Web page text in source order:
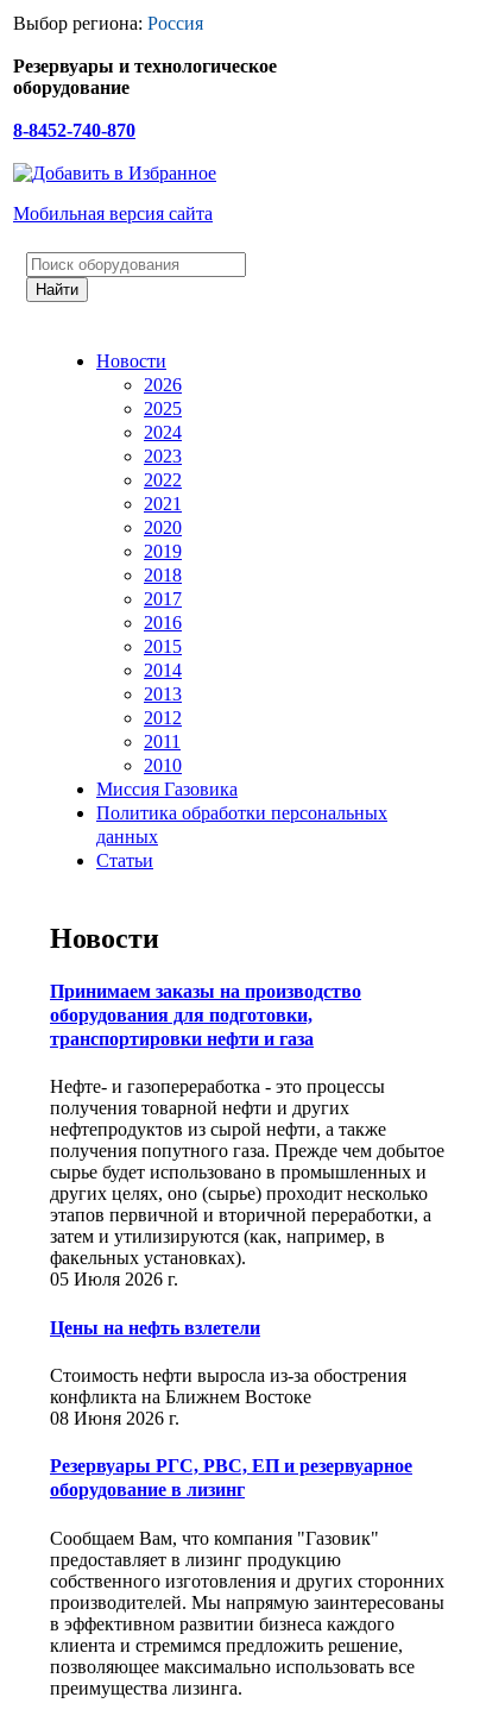
Выбор региона: Россия
Резервуары и технологическое
оборудование
8-8452-740-870
Мобильная версия сайта
Новости
2026
2025
2024
2023
2022
2021
2020
2019
2018
2017
2016
2015
2014
2013
2012
2011
2010
Миссия Газовика
Политика обработки персональных
данных
Статьи
Новости
Принимаем заказы на производство
оборудования для подготовки,
транспортировки нефти и газа
Нефте- и газопереработка - это процессы
получения товарной нефти и других
нефтепродуктов из сырой нефти, а также
получения попутного газа. Прежде чем добытое
сырье будет использовано в промышленных и
других целях, оно (сырье) проходит несколько
этапов первичной и вторичной переработки, а
затем и утилизируются (как, например, в
факельных установках).
05 Июля 2026 г.
Цены на нефть взлетели
Стоимость нефти выросла из-за обострения
конфликта на Ближнем Востоке
08 Июня 2026 г.
Резервуары РГС, РВС, ЕП и резервуарное
оборудование в лизинг
Сообщаем Вам, что компания "Газовик"
предоставляет в лизинг продукцию
собственного изготовления и других сторонних
производителей. Мы напрямую заинтересованы
в эффективном развитии бизнеса каждого
клиента и стремимся предложить решение,
позволяющее максимально использовать все
преимущества лизинга.